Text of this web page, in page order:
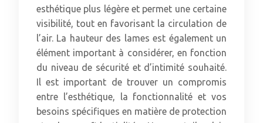
esthétique plus légère et permet une certaine
visibilité, tout en favorisant la circulation de
l’air. La hauteur des lames est également un
élément important à considérer, en fonction
du niveau de sécurité et d’intimité souhaité.
Il est important de trouver un compromis
entre l’esthétique, la fonctionnalité et vos
besoins spécifiques en matière de protection